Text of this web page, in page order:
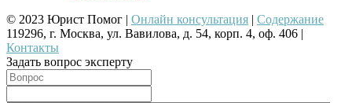
© 2023 Юрист Помог | Онлайн консультация | Содержание
119296, г. Москва, ул. Вавилова, д. 54, корп. 4, оф. 406 |
Контакты
Задать вопрос эксперту